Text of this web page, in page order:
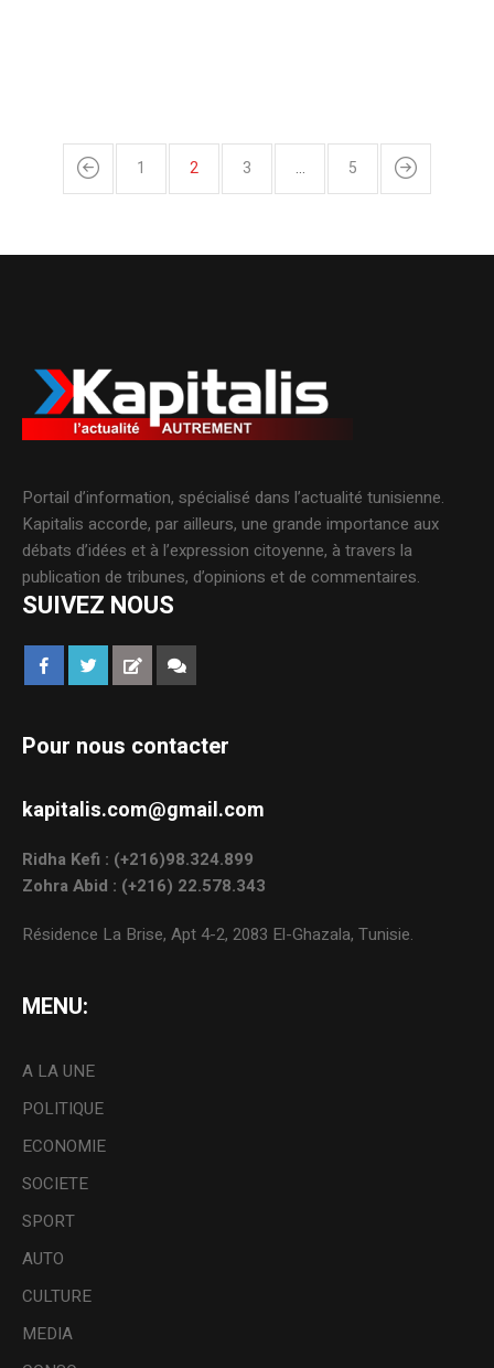
1 2 3 … 5
Portail d’information, spécialisé dans l’actualité tunisienne.
Kapitalis accorde, par ailleurs, une grande importance aux
débats d’idées et à l’expression citoyenne, à travers la
publication de tribunes, d’opinions et de commentaires.
SUIVEZ NOUS
Pour nous contacter
kapitalis.com@gmail.com
Ridha Kefi : (+216)98.324.899
Zohra Abid : (+216) 22.578.343
Résidence La Brise, Apt 4-2, 2083 El-Ghazala, Tunisie.
MENU:
A LA UNE
POLITIQUE
ECONOMIE
SOCIETE
SPORT
AUTO
CULTURE
MEDIA